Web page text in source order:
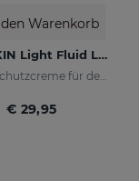
Warenkorb
REPASKIN Light Fluid LSF50+
Sonnenschutzcreme für den Körper
€ 29,95